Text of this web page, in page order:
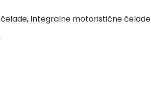
, Integralne motoristične čelade